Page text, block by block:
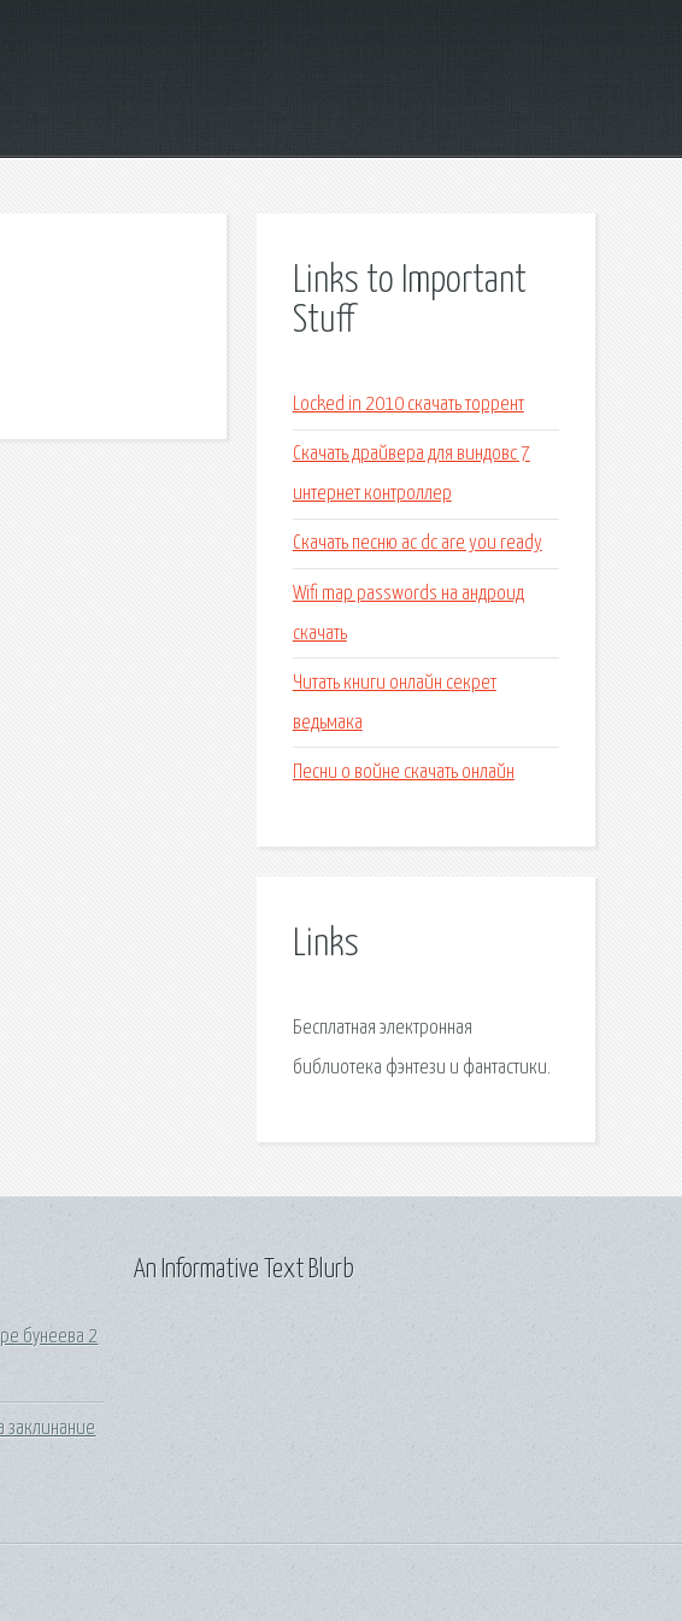
Links to Important
Stuff
Locked in 2010 скачать торрент
Скачать драйвера для виндовс 7
интернет контроллер
Скачать песню ac dc are you ready
Wifi map passwords на андроид
скачать
Читать книги онлайн секрет
ведьмака
Песни о войне скачать онлайн
Links
Бесплатная электронная
библиотека фэнтези и фантастики.
бунеева 2
заклинание
An Informative Text Blurb